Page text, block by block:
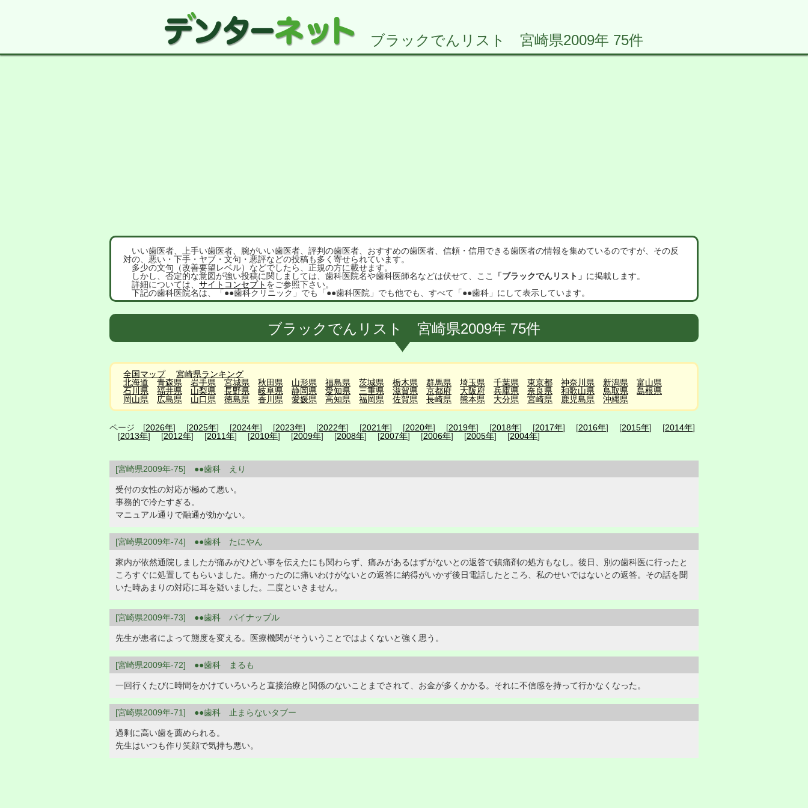
ブラックでんリスト 宮崎県2009年 75件
いい歯医者、上手い歯医者、腕がいい歯医者、評判の歯医者、おすすめの歯医者、信頼・信用できる歯医者の情報を集めているのですが、その反
対の、悪い・下手・ヤブ・文句・悪評などの投稿も多く寄せられています。
多少の文句（改善要望レベル）などでしたら、正規の方に載せます。
しかし、否定的な意図が強い投稿に関しましては、歯科医院名や歯科医師名などは伏せて、ここ
「ブラックでんリスト」 に掲載します。
詳細については、 サイトコンセプト をご参照下さい。
下記の歯科医院名は、「●●歯科クリニック」でも「●●歯科医院」でも他でも、すべて「●●歯科」にして表示しています。
ブラックでんリスト 宮崎県2009年 75件
全国マップ
宮崎県ランキング
北海道
青森県 岩手県 宮城県 秋田県 山形県 福島県 茨城県 栃木県 群馬県 埼玉県 千葉県 東京都 神奈川県 新潟県
富山県
石川県
福井県 山梨県 長野県 岐阜県 静岡県 愛知県 三重県 滋賀県 京都府 大阪府 兵庫県 奈良県 和歌山県 鳥取県
島根県
岡山県
広島県 山口県 徳島県 香川県 愛媛県 高知県 福岡県 佐賀県 長崎県 熊本県 大分県 宮崎県 鹿児島県 沖縄県
ページ [2026年] [2025年] [2024年] [2023年] [2022年] [2021年] [2020年] [2019年] [2018年] [2017年] [2016年] [2015年] [2014年]
[2013年] [2012年] [2011年] [2010年] [2009年] [2008年] [2007年] [2006年] [2005年] [2004年]
[宮崎県2009年-75] ●●歯科 えり
受付の女性の対応が極めて悪い。
事務的で冷たすぎる。
マニュアル通りで融通が効かない。
[宮崎県2009年-74] ●●歯科 たにやん
家内が依然通院しましたが痛みがひどい事を伝えたにも関わらず、痛みがあるはずがないとの返答で鎮痛剤の処方もなし。後日、別の歯科医に行ったと
ころすぐに処置してもらいました。痛かったのに痛いわけがないとの返答に納得がいかず後日電話したところ、私のせいではないとの返答。その話を聞
いた時あまりの対応に耳を疑いました。二度といきません。
[宮崎県2009年-73] ●●歯科 パイナップル
先生が患者によって態度を変える。医療機関がそういうことではよくないと強く思う。
[宮崎県2009年-72] ●●歯科 まるも
一回行くたびに時間をかけていろいろと直接治療と関係のないことまでされて、お金が多くかかる。それに不信感を持って行かなくなった。
[宮崎県2009年-71] ●●歯科 止まらないタブー
過剰に高い歯を薦められる。
先生はいつも作り笑顔で気持ち悪い。